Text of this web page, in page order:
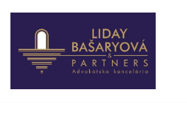
Preskočiť